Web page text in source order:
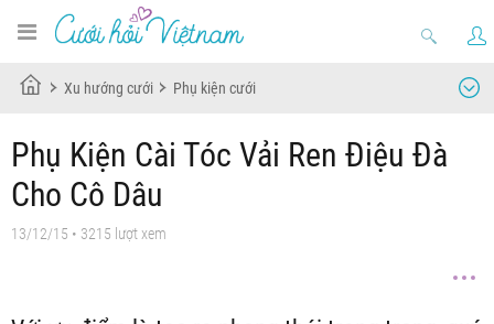
Xu hướng cưới Phụ kiện cưới
Phụ Kiện Cài Tóc Vải Ren Điệu Đà
Cho Cô Dâu
13/12/15 • 3215 lượt xem